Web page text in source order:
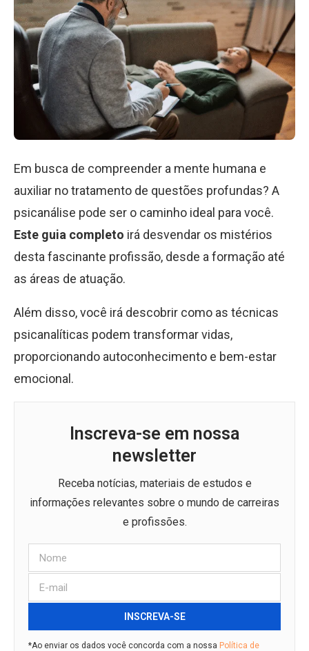
Em busca de compreender a mente humana e
auxiliar no tratamento de questões profundas? A
psicanálise pode ser o caminho ideal para você.
Este guia completo irá desvendar os mistérios
desta fascinante profissão, desde a formação até
as áreas de atuação.
Além disso, você irá descobrir como as técnicas
psicanalíticas podem transformar vidas,
proporcionando autoconhecimento e bem-estar
emocional.
Inscreva-se em nossa
newsletter
Receba notícias, materiais de estudos e
informações relevantes sobre o mundo de carreiras
e profissões.
INSCREVA-SE
*Ao enviar os dados você concorda com a nossa Política de